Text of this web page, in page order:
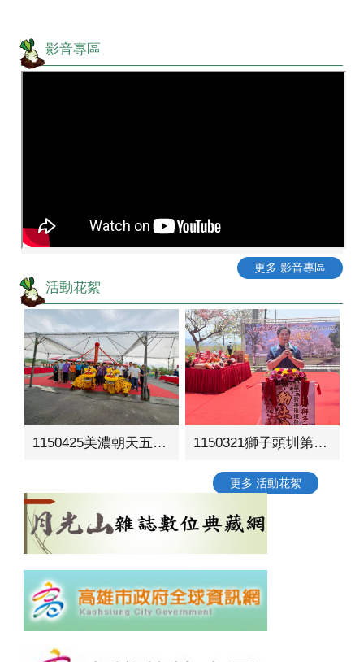
影音專區
更多 影音專區
活動花絮
1150425美濃朝天五穀宮周邊環境營造工程動土典禮 1150321獅子頭圳第二幹線環境綠美化工程動土典禮
更多 活動花絮